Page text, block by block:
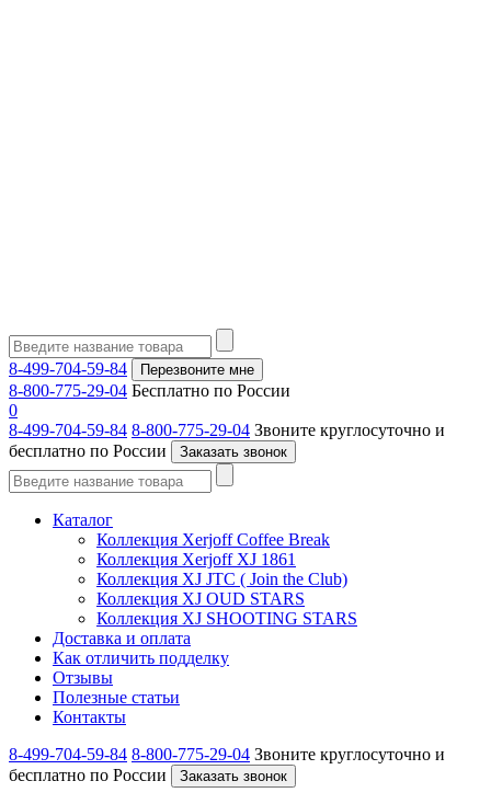
8-499-704-59-84 Перезвоните мне
8-800-775-29-04 Бесплатно по России
0
8-499-704-59-84 8-800-775-29-04 Звоните круглосуточно и
бесплатно по России
Заказать звонок
Каталог
Коллекция Xerjoff Coffee Break
Коллекция Xerjoff XJ 1861
Коллекция XJ JTC ( Join the Club)
Коллекция XJ OUD STARS
Коллекция XJ SHOOTING STARS
Доставка и оплата
Как отличить подделку
Отзывы
Полезные статьи
Контакты
8-499-704-59-84 8-800-775-29-04 Звоните круглосуточно и
бесплатно по России
Заказать звонок